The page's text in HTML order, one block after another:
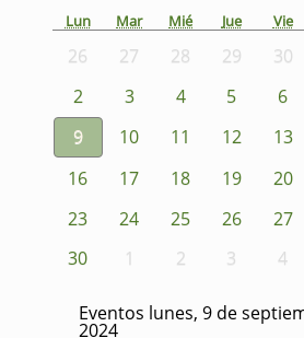
Lun Mar Mié Jue Vie
26 27 28 29 30
2
3 4 5 6
9
10 11 12 13
16
17 18 19 20
23
24 25 26 27
30
1 2 3 4
Eventos lunes, 9 de
2024